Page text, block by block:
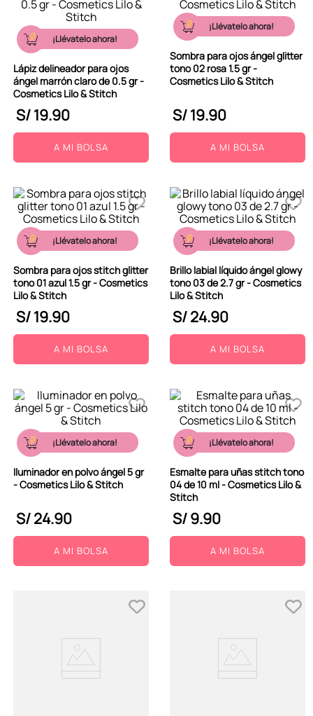
¡Llévatelo ahora!
Lápiz delineador para ojos
ángel marrón claro de 0.5 gr -
Cosmetics Lilo & Stitch
S/19.90
A MI BOLSA
¡Llévatelo ahora!
Sombra para ojos ángel glitter
tono 02 rosa 1.5 gr -
Cosmetics Lilo & Stitch
S/19.90
A MI BOLSA
¡Llévatelo ahora!
Sombra para ojos stitch glitter
tono 01 azul 1.5 gr - Cosmetics
Lilo & Stitch
S/19.90
A MI BOLSA
¡Llévatelo ahora!
Brillo labial líquido ángel glowy
tono 03 de 2.7 gr - Cosmetics
Lilo & Stitch
S/24.90
A MI BOLSA
¡Llévatelo ahora!
Iluminador en polvo ángel 5 gr
- Cosmetics Lilo & Stitch
S/24.90
A MI BOLSA
¡Llévatelo ahora!
Esmalte para uñas stitch tono
04 de 10 ml - Cosmetics Lilo &
Stitch
S/9.90
A MI BOLSA